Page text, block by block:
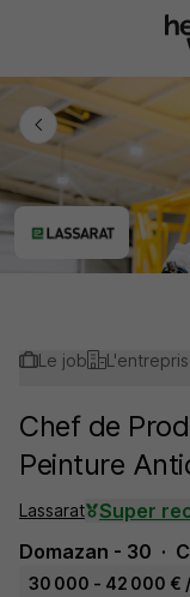
Le job
Chef de
Peinture
Lassarat
Super
Domazan - 30
30 000 - 42 000 €